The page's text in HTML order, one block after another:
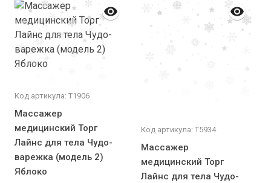
Код артикула: Т1906
Массажер
медицинский Торг
Лайнс для тела Чудо-
варежка (модель 2)
Яблоко
Код артикула: Т5934
Массажер
медицинский Торг
Лайнс для тела Чудо-